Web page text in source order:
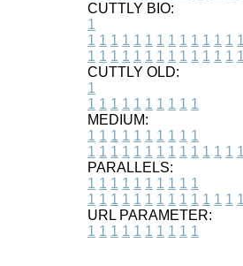
CUTTLY BIO:
1
1 1 1 1 1 1 1 1 1 1 1 1 1 1
1 1 1 1 1 1 1 1 1 1 1 1 1 1
CUTTLY OLD:
1
1 1 1 1 1 1 1 1 1 1
MEDIUM:
1 1 1 1 1 1 1 1 1 1
1 1 1 1 1 1 1 1 1 1 1 1 1 1
PARALLELS:
1 1 1 1 1 1 1 1 1 1
1 1 1 1 1 1 1 1 1 1 1 1 1 1
URL PARAMETER:
1 1 1 1 1 1 1 1 1 1